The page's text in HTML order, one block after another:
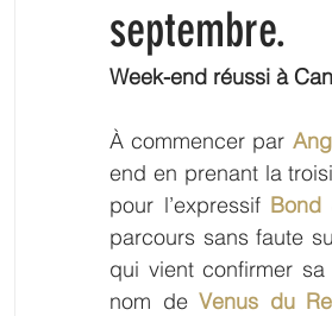
septembre.
Week-end réussi à
À commencer par
end en prenant la
pour l’expressif Bond
parcours sans faute
qui vient confirmer
nom de Venus du